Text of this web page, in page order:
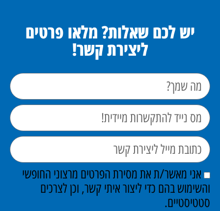
יש לכם שאלות? מלאו פרטים
ליצירת קשר!
אני מאשר/ת את מסירת הפרטים מרצוני החופשי
והשימוש בהם כדי ליצור איתי קשר, וכן לצרכים
סטטיסטיים.